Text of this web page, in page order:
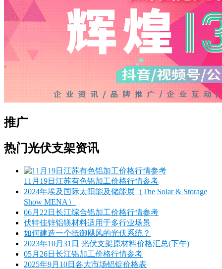
推广
热门光伏支架资讯
11月19日江苏有色铝加工价格行情参考
2024年埃及国际太阳能及储能展（The Solar & Storage
Show MENA）
06月22日长江综合铝加工价格行情参考
伏特佳锌铝镁材料适用于多行业场景
如何建造一个抵御飓风的光伏系统？
2023年10月31日 光伏支架原材料价格汇总(下午)
05月26日长江铝加工价格行情参考
2025年9月10日各大市场铝锭价格表